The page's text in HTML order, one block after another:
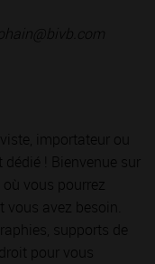
importateur ou
! Bienvenue sur
où vous pourrez
avez besoin.
supports de
pour vous